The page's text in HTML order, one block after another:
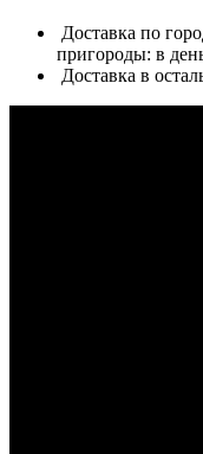
Доставка по
пригороды: в
Доставка в